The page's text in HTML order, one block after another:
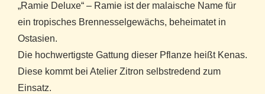
„Ramie Deluxe“ – Ramie ist der malaische Name für
ein tropisches Brennesselgewächs, beheimatet in
Ostasien.
Die hochwertigste Gattung dieser Pflanze heißt Kenas.
Diese kommt bei Atelier Zitron selbstredend zum
Einsatz.